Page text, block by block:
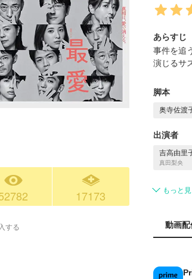
17173
する
あらすじ
事件を追
演じるサ
脚本
奥寺佐渡
出演者
吉高由里
真田梨央
もっと
動画配